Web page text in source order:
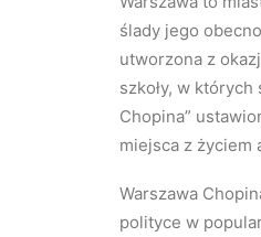
ślady jego
utworzona z
szkoły, w których
Chopina”
miejsca z życiem
Warszawa
polityce w